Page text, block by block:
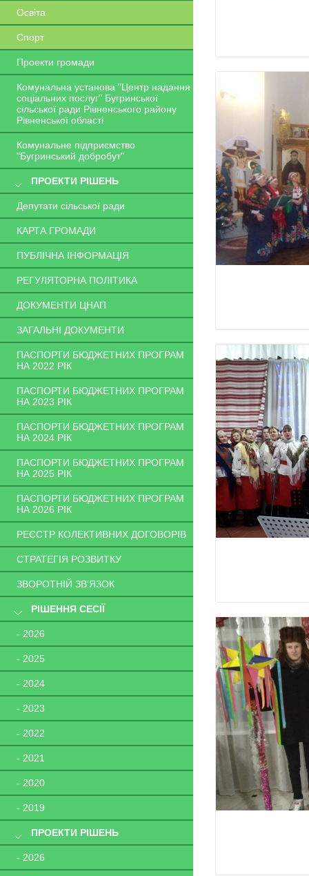
Освіта
Спорт
Проекти громади
Комунальна установа "Центр надання
соціальних послуг" Бугринської
сільської ради Рівненського району
Рівненської області
Комунальне підприємство
"Бугринський добробут"
ПРОЕКТИ РІШЕНЬ
Депутати сільської ради
КАРТА ГРОМАДИ
ПУБЛІЧНА ІНФОРМАЦІЯ
РЕГУЛЯТОРНА ПОЛІТИКА
ДОКУМЕНТИ ЦНАП
ЗАГАЛЬНІ ДОКУМЕНТИ
ПАСПОРТИ БЮДЖЕТНИХ ПРОГРАМ
НА 2022 РІК
ПАСПОРТИ БЮДЖЕТНИХ ПРОГРАМ
НА 2023 РІК
ПАСПОРТИ БЮДЖЕТНИХ ПРОГРАМ
НА 2024 РІК
ПАСПОРТИ БЮДЖЕТНИХ ПРОГРАМ
НА 2025 РІК
ПАСПОРТИ БЮДЖЕТНИХ ПРОГРАМ
НА 2026 РІК
РЕЄСТР КОЛЕКТИВНИХ ДОГОВОРІВ
СТРАТЕГІЯ РОЗВИТКУ
ЗВОРОТНІЙ ЗВ'ЯЗОК
РІШЕННЯ СЕСІЇ
- 2026
- 2025
- 2024
- 2023
- 2022
- 2021
- 2020
- 2019
ПРОЕКТИ РІШЕНЬ
- 2026